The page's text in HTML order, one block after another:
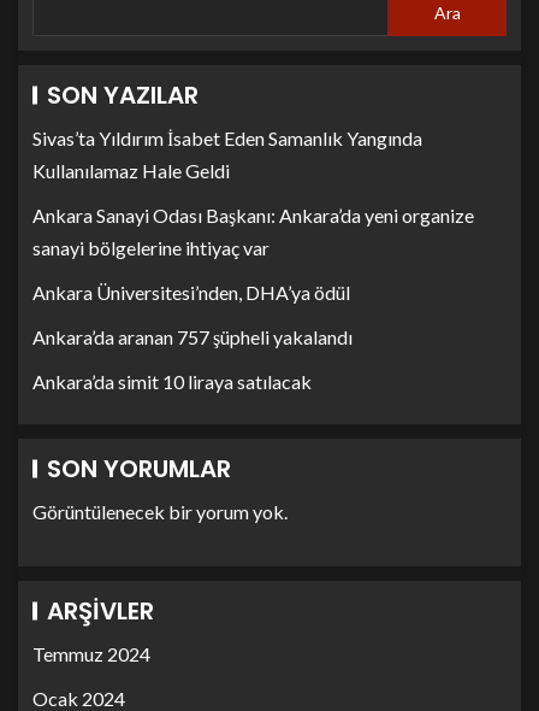
Ara
SON YAZILAR
Sivas’ta Yıldırım İsabet Eden Samanlık Yangında
Kullanılamaz Hale Geldi
Ankara Sanayi Odası Başkanı: Ankara’da yeni organize
sanayi bölgelerine ihtiyaç var
Ankara Üniversitesi’nden, DHA’ya ödül
Ankara’da aranan 757 şüpheli yakalandı
Ankara’da simit 10 liraya satılacak
SON YORUMLAR
Görüntülenecek bir yorum yok.
ARŞIVLER
Temmuz 2024
Ocak 2024